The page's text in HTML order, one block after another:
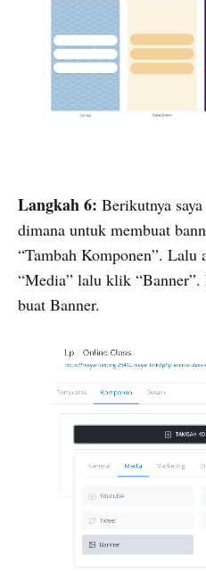
Langkah 6: Berikutnya
dimana untuk membuat
“Tambah Komponen”. Lalu
“Media” lalu klik
buat Banner.